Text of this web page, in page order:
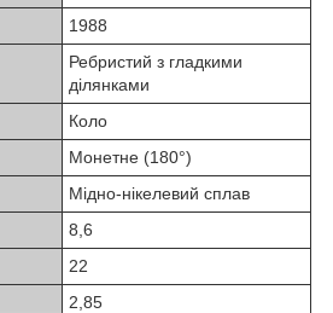
1988
Ребристий з гладкими
ділянками
Коло
Монетне (180°)
Мідно-нікелевий сплав
8,6
22
2,85